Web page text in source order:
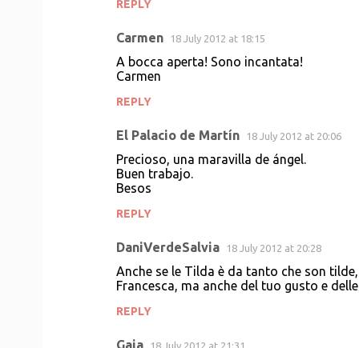
REPLY
Carmen 18 July 2012 at 18:15
A bocca aperta! Sono incantata!
Carmen
REPLY
El Palacio de Martín 18 July 2012 at 20:06
Precioso, una maravilla de ángel.
Buen trabajo.
Besos
REPLY
DaniVerdeSalvia 18 July 2012 at 20:28
Anche se le Tilda è da tanto che son
Francesca, ma anche del tuo gusto e
REPLY